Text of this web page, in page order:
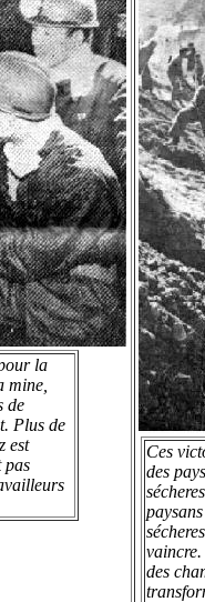
la
mine,
de
Plus de
est
pas
Ces
des
des